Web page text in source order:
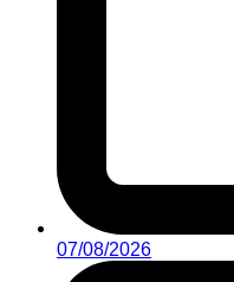
07/08/2026